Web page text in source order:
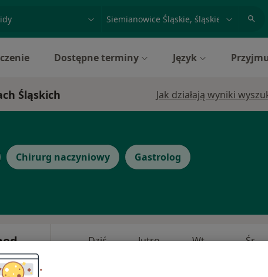
miasto lub dzielnica
Dostępne terminy Język
Śląskich Jak działają wyniki
Chirurg naczyniowy Gastrolog
Dziś Jutro Wt, Śr,